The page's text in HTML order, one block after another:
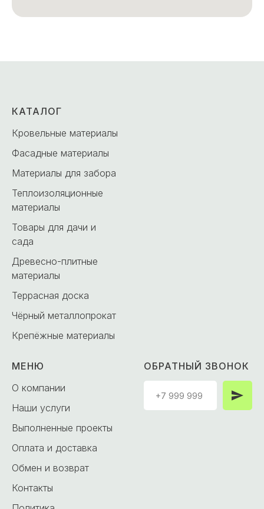
КАТАЛОГ
Кровельные материалы
Фасадные материалы
Материалы для забора
Теплоизоляционные
материалы
Товары для дачи и
сада
Древесно-плитные
материалы
Террасная доска
Чёрный металлопрокат
Крепёжные материалы
МЕНЮ
О компании
Наши услуги
Выполненные проекты
Оплата и доставка
Обмен и возврат
Контакты
ОБРАТНЫЙ ЗВОНОК